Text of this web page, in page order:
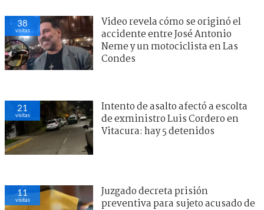
38
visitas
Video revela cómo se originó el
accidente entre José Antonio
Neme y un motociclista en Las
Condes
21
visitas
Intento de asalto afectó a escolta
de exministro Luis Cordero en
Vitacura: hay 5 detenidos
11
visitas
Juzgado decreta prisión
preventiva para sujeto acusado de